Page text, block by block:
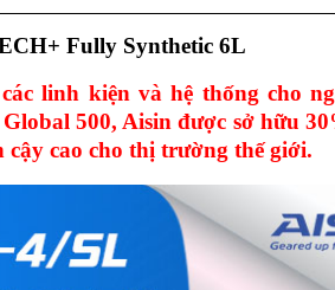
Fully Synthetic 6L
linh kiện và hệ thống cho
500, Aisin được sở hữu
cao cho thị trường thế giới.